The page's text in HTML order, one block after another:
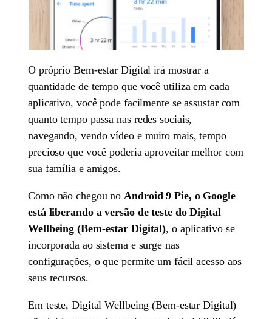
O próprio Bem-estar Digital irá mostrar a
quantidade de tempo que você utiliza em cada
aplicativo, você pode facilmente se assustar com
quanto tempo passa nas redes sociais,
navegando, vendo vídeo e muito mais, tempo
precioso que você poderia aproveitar melhor com
sua família e amigos.
Como não chegou no Android 9 Pie, o Google
está liberando a versão de teste do Digital
Wellbeing (Bem-estar Digital), o aplicativo se
incorporada ao sistema e surge nas
configurações, o que permite um fácil acesso aos
seus recursos.
Em teste, Digital Wellbeing (Bem-estar Digital)